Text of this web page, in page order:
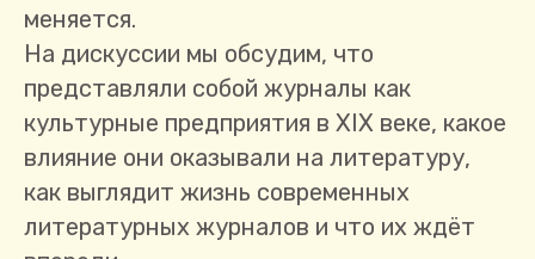
меняется.
На дискуссии мы обсудим, что
представляли собой журналы как
культурные предприятия в XIX веке, какое
влияние они оказывали на литературу,
как выглядит жизнь современных
литературных журналов и что их ждёт